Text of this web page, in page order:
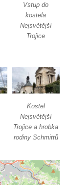
Vstup do
kostela
Nejsvětější
Trojice
Kostel
Nejsvětější
Trojice a hrobka
rodiny Schmittů